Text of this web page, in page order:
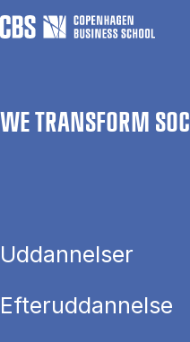
WE TRANSFORM
Uddannelser
Efteruddannelse